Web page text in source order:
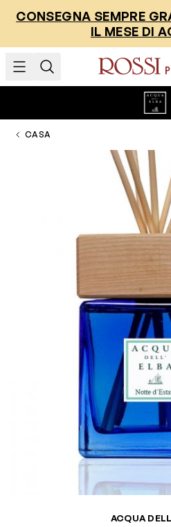
CONSEGNA SEMPRE
IL MESE DI
CASA
ACQUA